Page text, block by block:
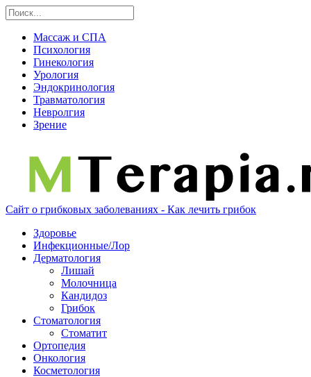
Массаж и СПА
Психология
Гинекология
Урология
Эндокринология
Травматология
Невролгия
Зрение
Сайт о грибковых заболеваниях - Как лечить грибок
Здоровье
Инфекционные/Лор
Дерматология
Лишай
Молочница
Кандидоз
Грибок
Стоматология
Стоматит
Ортопедия
Онкология
Косметология